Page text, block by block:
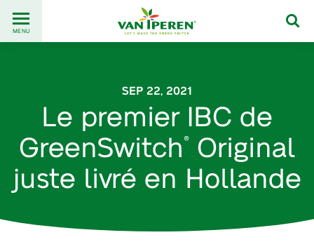
content
Back
to
MENU
SEP 22, 2021
Le premier IBC de
GreenSwitch®Original
juste livré en Hollande